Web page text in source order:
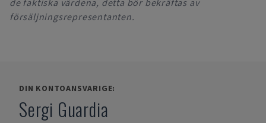
de faktiska värdena, detta bör bekräftas av
försäljningsrepresentanten.
DIN KONTOANSVARIGE:
Sergi Guardia